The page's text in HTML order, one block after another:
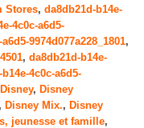
Stores, da8db21d-b14e-
4c0c-a6d5-
9974d077a228_1801,
, da8db21d-b14e-
4c0c-a6d5-
, Disney
, Disney Mix., Disney
jeunesse et famille,